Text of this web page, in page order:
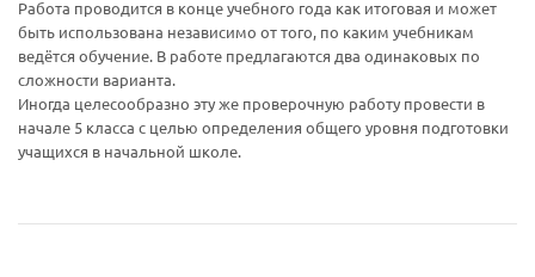
Работа проводится в конце учебного года как итоговая и может
быть использована независимо от того, по каким учебникам
ведётся обучение. В работе предлагаются два одинаковых по
сложности варианта.
Иногда целесообразно эту же проверочную работу провести в
начале 5 класса с целью определения общего уровня подготовки
учащихся в начальной школе.
Ваш E-mail:
Ваш E-mail: